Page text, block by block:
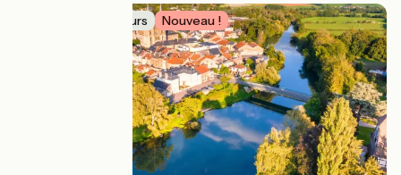
Idée de parcours Nouveau !